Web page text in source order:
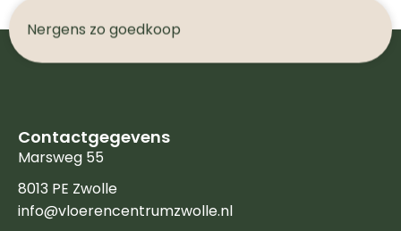
Nergens zo goedkoop
Contactgegevens
Marsweg 55
8013 PE Zwolle
info@vloerencentrumzwolle.nl